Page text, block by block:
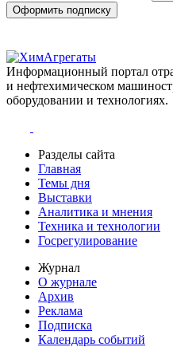
Оформить подписку
Информационный портал
и нефтехимическом
оборудовании и технологиях.
Разделы сайта
Главная
Темы дня
Выставки
Аналитика и мнения
Техника и технологии
Госрегулирование
Журнал
О журнале
Архив
Реклама
Подписка
Календарь событий